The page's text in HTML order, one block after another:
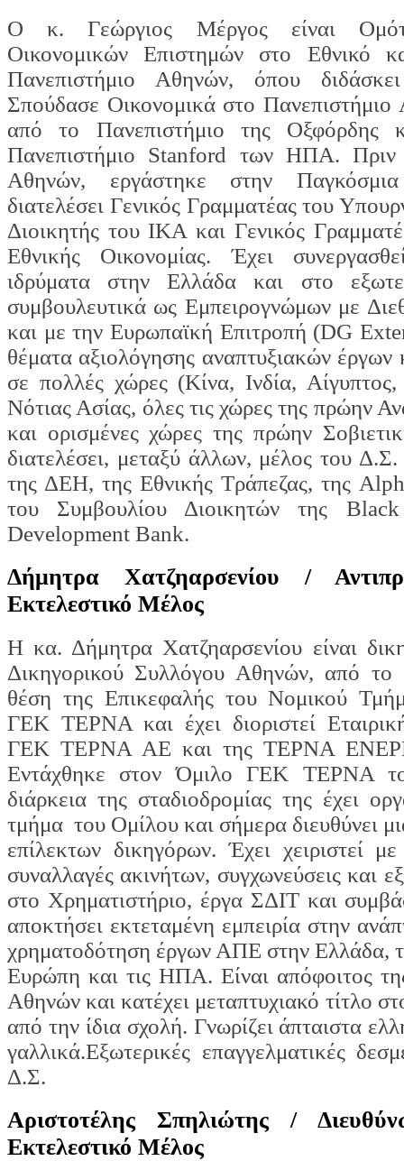
Ο κ. Γεώργιος Μέργος είναι
Οικονομικών Επιστημών στο Εθνικό
Πανεπιστήμιο Αθηνών, όπου
Σπούδασε Οικονομικά στο Πανεπιστήμιο
από το Πανεπιστήμιο της
Πανεπιστήμιο Stanford των ΗΠΑ. Πριν
Αθηνών, εργάστηκε στην
διατελέσει Γενικός Γραμματέας του
Διοικητής του ΙΚΑ και Γενικός
Εθνικής Οικονομίας. Έχει
ιδρύματα στην Ελλάδα και στο
συμβουλευτικά ως Εμπειρογνώμων με
και με την Ευρωπαϊκή Επιτροπή (DG
θέματα αξιολόγησης αναπτυξιακών
σε πολλές χώρες (Κίνα, Ινδία,
Νότιας Ασίας, όλες τις χώρες της πρώην
και ορισμένες χώρες της πρώην
διατελέσει, μεταξύ άλλων, μέλος του
της ΔΕΗ, της Εθνικής Τράπεζας, της
του Συμβουλίου Διοικητών της
Development Bank.
Δήμητρα Χατζηαρσενίου /
Εκτελεστικό Μέλος
Η κα. Δήμητρα Χατζηαρσενίου είναι
Δικηγορικού Συλλόγου Αθηνών, από το
θέση της Επικεφαλής του Νομικού
ΓΕΚ ΤΕΡΝΑ και έχει διοριστεί
ΓΕΚ ΤΕΡΝΑ ΑΕ και της ΤΕΡΝΑ
Εντάχθηκε στον Όμιλο ΓΕΚ ΤΕΡΝΑ
διάρκεια της σταδιοδρομίας της έχει
τμήμα του Ομίλου και σήμερα διευθύνει
επίλεκτων δικηγόρων. Έχει χειριστεί
συναλλαγές ακινήτων, συγχωνεύσεις και
στο Χρηματιστήριο, έργα ΣΔΙΤ και
αποκτήσει εκτεταμένη εμπειρία στην
χρηματοδότηση έργων ΑΠΕ στην Ελλάδα,
Ευρώπη και τις ΗΠΑ. Είναι απόφοιτος
Αθηνών και κατέχει μεταπτυχιακό τίτλο
από την ίδια σχολή. Γνωρίζει άπταιστα
γαλλικά.Εξωτερικές επαγγελματικές
Δ.Σ.
Αριστοτέλης Σπηλιώτης /
Εκτελεστικό Μέλος